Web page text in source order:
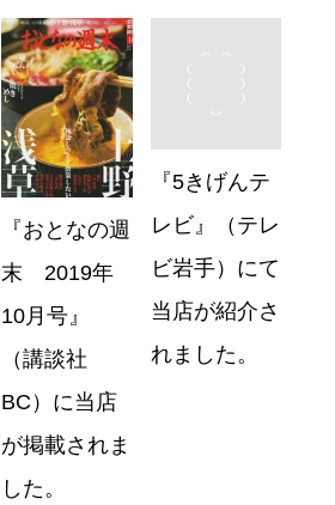
『おとなの週
末 2019年
10月号』
（講談社
BC）に当店
が掲載されま
した。
『5きげんテ
レビ』（テレ
ビ岩手）にて
当店が紹介さ
れました。